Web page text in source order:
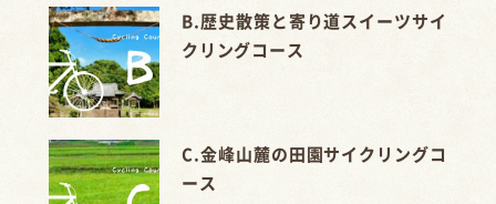
B.歴史散策と寄り道スイーツサイ
クリングコース
C.金峰山麓の田園サイクリングコ
ース